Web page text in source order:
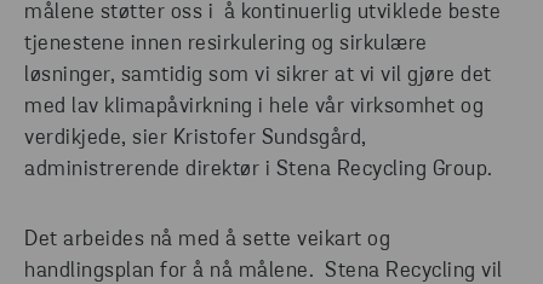
målene støtter oss i å kontinuerlig utviklede beste
tjenestene innen resirkulering og sirkulære
løsninger, samtidig som vi sikrer at vi vil gjøre det
med lav klimapåvirkning i hele vår virksomhet og
verdikjede, sier Kristofer Sundsgård,
administrerende direktør i Stena Recycling Group.
Det arbeides nå med å sette veikart og
handlingsplan for å nå målene. Stena Recycling vil